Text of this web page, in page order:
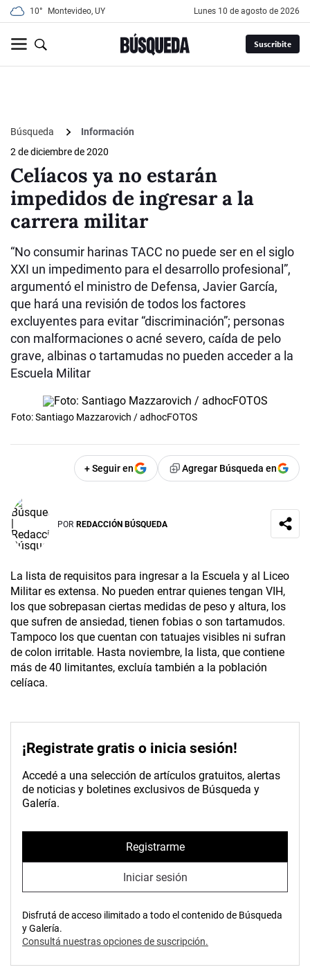
10° Montevideo, UY lunes 10 de agosto de 2026
Suscribite
Búsqueda
Información
2 de diciembre de 2020
Celíacos ya no estarán
impedidos de ingresar a la
carrera militar
“No consumir harinas TACC no puede ser en el siglo
XXI un impedimento para el desarrollo profesional”,
argumentó el ministro de Defensa, Javier García,
que hará una revisión de todos los factores
excluyentes para evitar “discriminación”; personas
con malformaciones o acné severo, caída de pelo
grave, albinas o tartamudas no pueden acceder a la
Escuela Militar
Foto: Santiago Mazzarovich / adhocFOTOS
+ Seguir en Agregar Búsqueda en
POR REDACCIÓN BÚSQUEDA
La lista de requisitos para ingresar a la Escuela y al Liceo
Militar es extensa. No pueden entrar quienes tengan VIH,
los que sobrepasan ciertas medidas de peso y altura, los
que sufren de ansiedad, tienen fobias o son tartamudos.
Tampoco los que cuentan con tatuajes visibles ni sufran
de colon irritable. Hasta noviembre, la lista, que contiene
más de 40 limitantes, excluía también a la población
celíaca.
¡Registrate gratis o inicia sesión!
Accedé a una selección de artículos gratuitos, alertas
de noticias y boletines exclusivos de Búsqueda y
Galería.
Registrarme
Iniciar sesión
Disfrutá de acceso ilimitado a todo el contenido de Búsqueda
y Galería.
Consultá nuestras opciones de suscripción.